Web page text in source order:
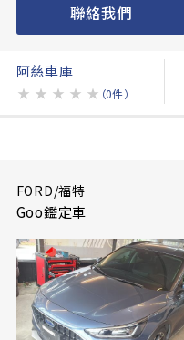
聯絡我們
阿慈車庫
★ ★ ★ ★ ★ （0件）
FORD/福特
Goo鑑定車